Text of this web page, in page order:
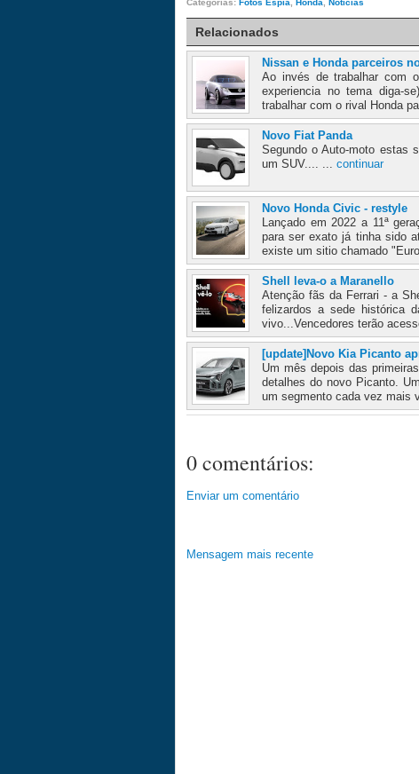
Categorias: Fotos Espia Honda Notícias
Relacionados
Nissan e Honda parceiros
Ao invés de trabalhar com
experiencia no tema diga-
trabalhar com o rival Honda
Novo Fiat Panda
Segundo o Auto-moto estas
um SUV.... ... continuar
Novo Honda Civic - restyle
Lançado em 2022 a 11ª
para ser exato já tinha sido
existe um sitio chamado
Shell leva-o a Maranello
Atenção fãs da Ferrari - a
felizardos a sede histórica
vivo...Vencedores terão
[update]Novo Kia Picanto
Um mês depois das
detalhes do novo Picanto.
um segmento cada vez mais
0 comentários:
Enviar um comentário
Mensagem mais recente